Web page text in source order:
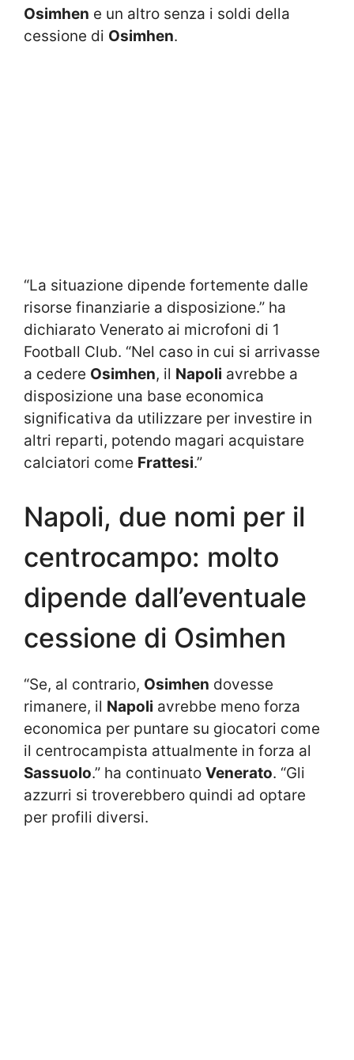
Osimhen e un altro senza i soldi della
cessione di Osimhen.
“La situazione dipende fortemente dalle
risorse finanziarie a disposizione.” ha
dichiarato Venerato ai microfoni di 1
Football Club. “Nel caso in cui si arrivasse
a cedere Osimhen, il Napoli avrebbe a
disposizione una base economica
significativa da utilizzare per investire in
altri reparti, potendo magari acquistare
calciatori come Frattesi.”
Napoli, due nomi per il
centrocampo: molto
dipende dall’eventuale
cessione di Osimhen
“Se, al contrario, Osimhen dovesse
rimanere, il Napoli avrebbe meno forza
economica per puntare su giocatori come
il centrocampista attualmente in forza al
Sassuolo.” ha continuato Venerato. “Gli
azzurri si troverebbero quindi ad optare
per profili diversi.